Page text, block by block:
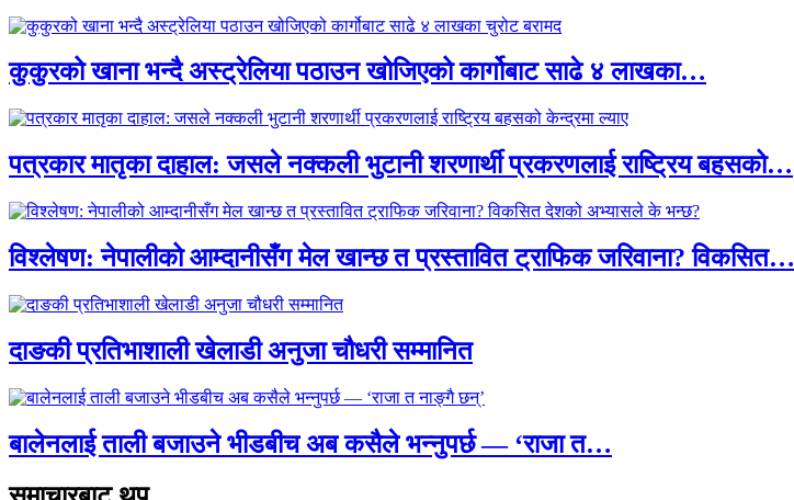
कुकुरको खाना भन्दै अस्ट्रेलिया पठाउन खोजिएको कार्गोबाट साढे ४ लाखका…
पत्रकार मातृका दाहाल: जसले नक्कली भुटानी शरणार्थी प्रकरणलाई राष्ट्रिय बहसको…
विश्लेषण: नेपालीको आम्दानीसँग मेल खान्छ त प्रस्तावित ट्राफिक जरिवाना? विकसित…
दाङकी प्रतिभाशाली खेलाडी अनुजा चौधरी सम्मानित
बालेनलाई ताली बजाउने भीडबीच अब कसैले भन्नुपर्छ — ‘राजा त…